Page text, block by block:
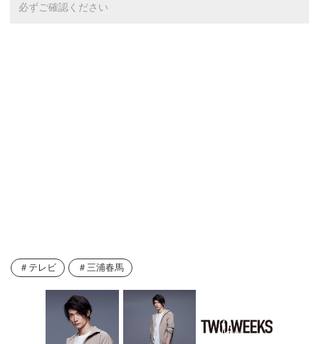
必ずご確認ください
テレビ 三浦春馬